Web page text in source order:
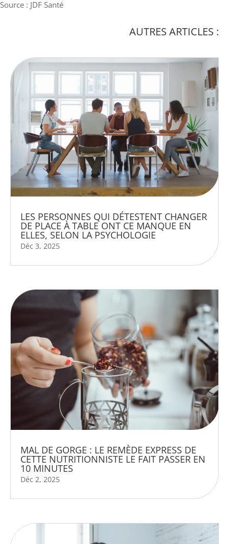
Source : JDF Santé
AUTRES ARTICLES :
LES PERSONNES QUI DÉTESTENT CHANGER
DE PLACE À TABLE ONT CE MANQUE EN
ELLES, SELON LA PSYCHOLOGIE
Déc 3, 2025
MAL DE GORGE : LE REMÈDE EXPRESS DE
CETTE NUTRITIONNISTE LE FAIT PASSER EN
10 MINUTES
Déc 2, 2025